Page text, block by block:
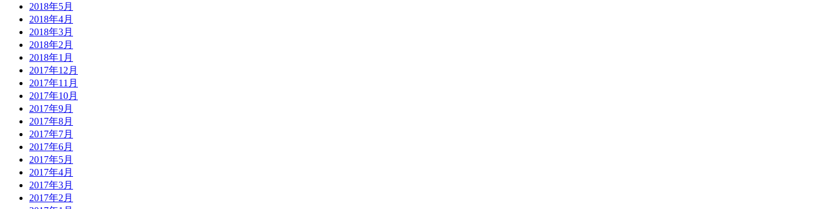
2018年5月
2018年4月
2018年3月
2018年2月
2018年1月
2017年12月
2017年11月
2017年10月
2017年9月
2017年8月
2017年7月
2017年6月
2017年5月
2017年4月
2017年3月
2017年2月